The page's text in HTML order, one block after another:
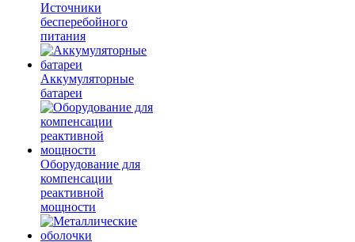
Источники
бесперебойного
питания
Аккумуляторные
батареи
Оборудование для
компенсации
реактивной
мощности